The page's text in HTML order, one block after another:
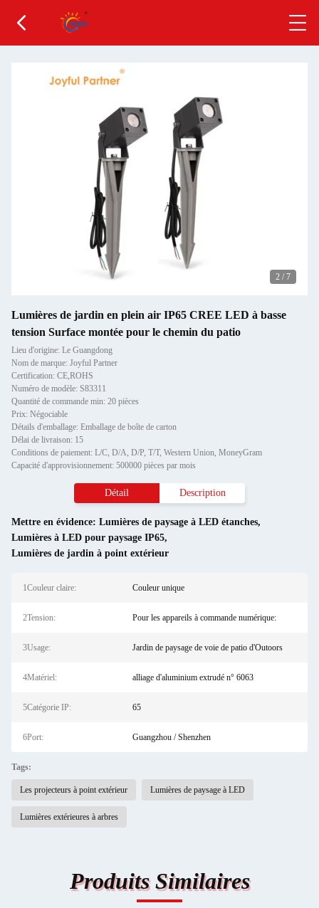
2 / 7
Lumières de jardin en plein air IP65 CREE LED à basse
tension Surface montée pour le chemin du patio
Lieu d'origine: Le Guangdong
Nom de marque: Joyful Partner
Certification: CE,ROHS
Numéro de modèle: S83311
Quantité de commande min: 20 pièces
Prix: Négociable
Détails d'emballage: Emballage de boîte de carton
Délai de livraison: 15
Conditions de paiement: L/C, D/A, D/P, T/T, Western Union, MoneyGram
Capacité d'approvisionnement: 500000 pièces par mois
Détail Description
Mettre en évidence: Lumières de paysage à LED étanches,
Lumières à LED pour paysage IP65,
Lumières de jardin à point extérieur
1Couleur claire: Couleur unique
2Tension: Pour les appareils à commande numérique:
3Usage: Jardin de paysage de voie de patio d'Outoors
4Matériel: alliage d'aluminium extrudé n° 6063
5Catégorie IP: 65
6Port: Guangzhou / Shenzhen
Tags:
Les projecteurs à point extérieur Lumières de paysage à LED
Lumières extérieures à arbres
Produits Similaires